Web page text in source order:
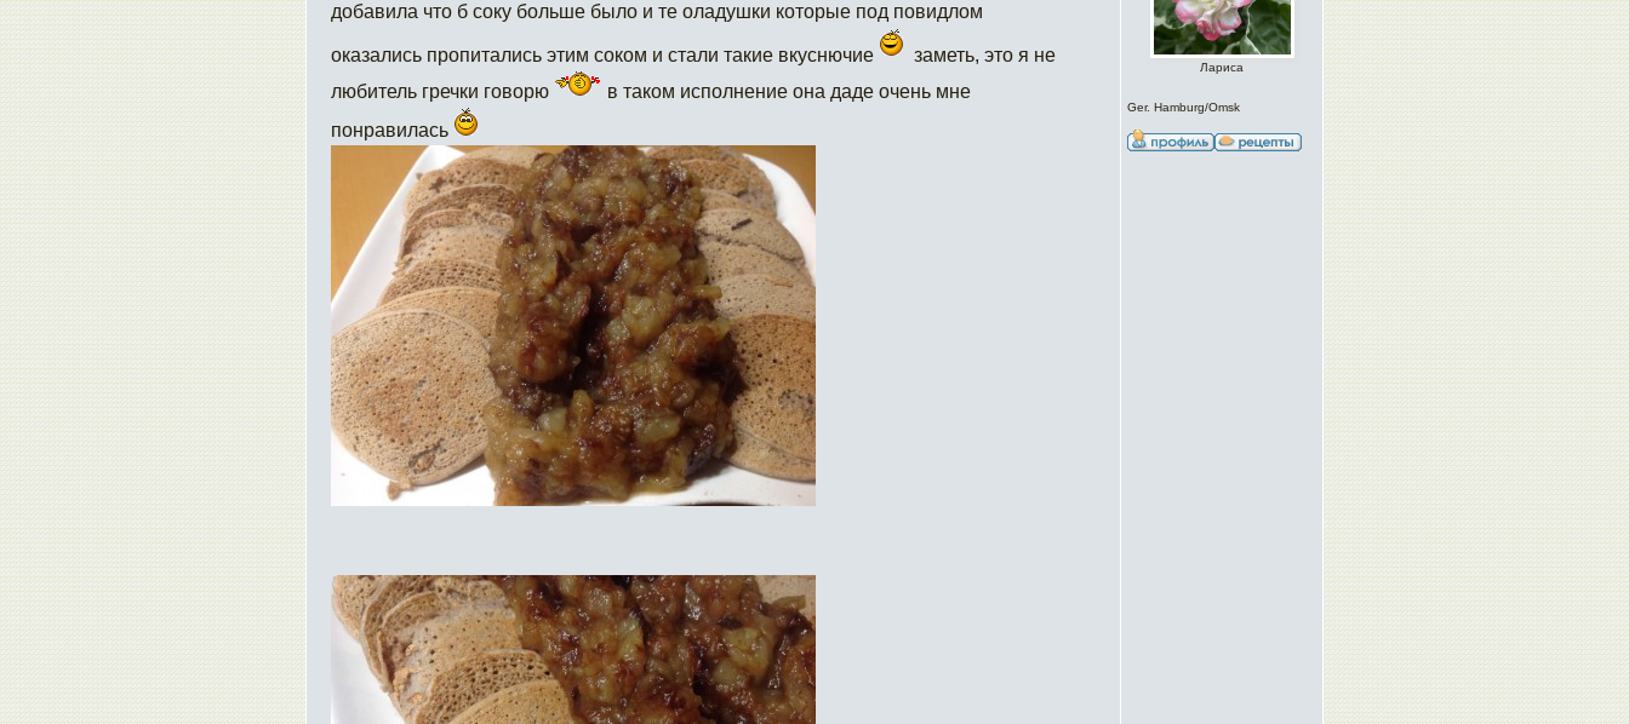
Лариса
Ger. Hamburg/Omsk
добавила что б соку больше было и те оладушки которые под повидлом
оказались пропитались этим соком и стали такие вкуснючие
заметь, это я не
любитель гречки говорю
в таком исполнение она даде очень мне
понравилась